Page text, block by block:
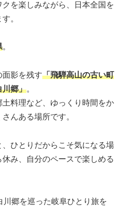
を楽しみながら、日本全国を
。
。
影を残す「飛騨高山の古い町
川郷」。
料理など、ゆっくり時間をか
んある場所です。
ひとりだからこそ気になる場
み、自分のペースで楽しめる
郷を巡った岐阜ひとり旅を